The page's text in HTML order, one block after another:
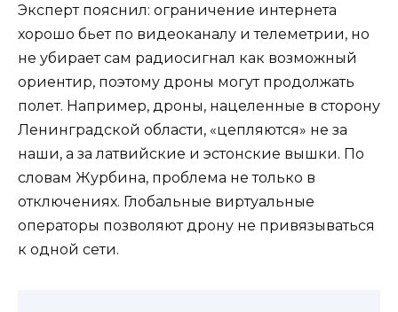
Эксперт пояснил: ограничение интернета
хорошо бьет по видеоканалу и телеметрии, но
не убирает сам радиосигнал как возможный
ориентир, поэтому дроны могут продолжать
полет. Например, дроны, нацеленные в сторону
Ленинградской области, «цепляются» не за
наши, а за латвийские и эстонские вышки. По
словам Журбина, проблема не только в
отключениях. Глобальные виртуальные
операторы позволяют дрону не привязываться
к одной сети.